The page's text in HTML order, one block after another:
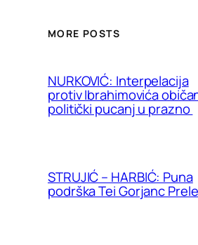
MORE POSTS
NURKOVIĆ: Interpelacija
protiv Ibrahimovića
politički pucanj u prazno
STRUJIĆ – HARBIĆ: Puna
podrška Tei Gorjanc